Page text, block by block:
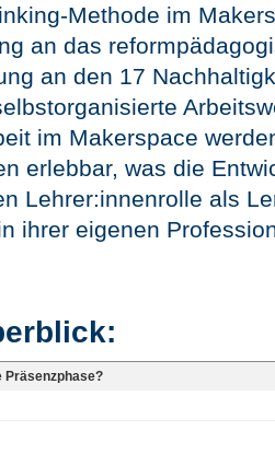
Methode im
an das
an den 17
im Makerspace
erlebbar, was die
Lehrer:innenrolle als
ihrer eigenen
Präsenzphase?